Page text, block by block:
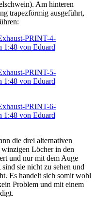
Am hinteren
trapezförmig ausgeführt,
die drei alternativen
Löcher in den
und nur mit dem Auge
sie nicht zu sehen und
Es handelt sich somit wohl
Problem und mit einem